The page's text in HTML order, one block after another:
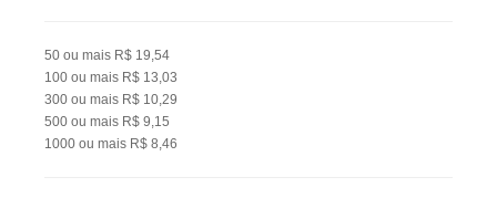
50 ou mais R$ 19,54
100 ou mais R$ 13,03
300 ou mais R$ 10,29
500 ou mais R$ 9,15
1000 ou mais R$ 8,46